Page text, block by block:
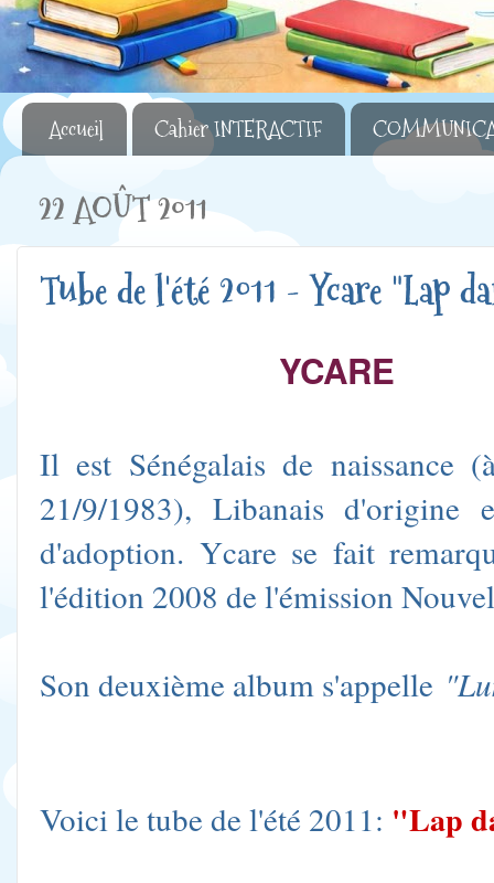
Accueil Cahier INTERACTIF
22 AOÛT 2011
Tube de l'été 2011 - Ycare "Lap
YCARE
Il est Sénégalais de naissance
21/9/1983), Libanais d'origine
d'adoption. Ycare se fait
l'édition 2008 de l'émission
Son deuxième album s'appelle
Voici le tube de l'été 2011: "Lap